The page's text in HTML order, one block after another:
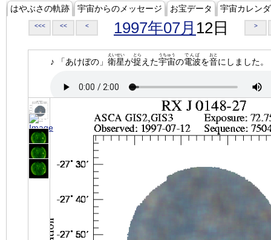
はやぶさの軌跡 宇宙からのメッセージ お宝データ 宇宙カレン
<<< << < 1997年07月 12日 >
♪ 「あけぼの」 衛星
えいせい
が捉
とら
えた宇宙
うちゅう
の電波
でんぱ
を音
おと
にしました。